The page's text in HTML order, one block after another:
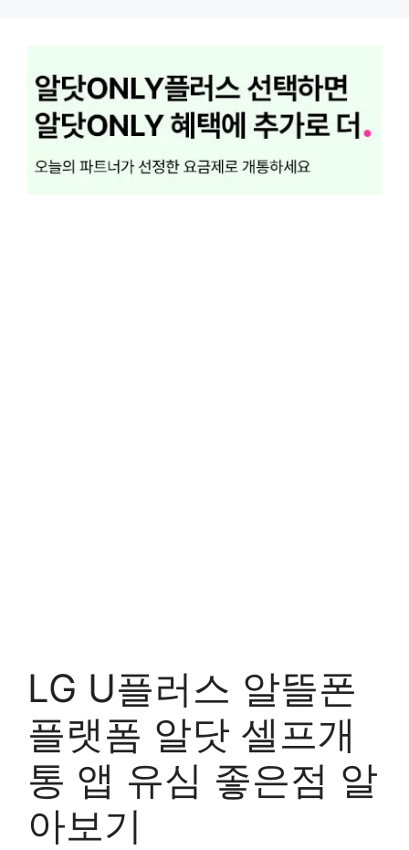
LG U플러스 알뜰폰
플랫폼 알닷 셀프개
통 앱 유심 좋은점 알
아보기